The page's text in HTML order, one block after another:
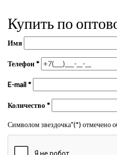
Купить по
Имя
Телефон *
E-mail *
Количество *
Символом звездочка"(*) отмечено